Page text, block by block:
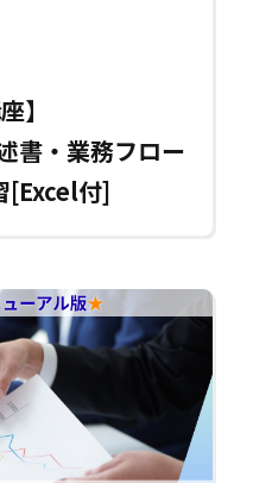
】
書・業務フロー
[Excel付]